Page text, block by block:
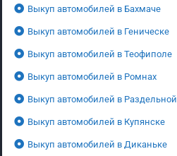
Выкуп автомобилей в Бахмаче
Выкуп автомобилей в Геническе
Выкуп автомобилей в Теофиполе
Выкуп автомобилей в Ромнах
Выкуп автомобилей в Раздельной
Выкуп автомобилей в Купянске
Выкуп автомобилей в Диканьке